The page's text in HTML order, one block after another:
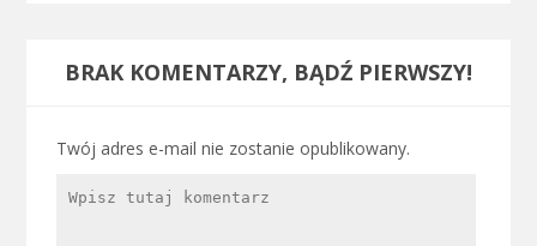
BRAK KOMENTARZY, BĄDŹ PIERWSZY!
Twój adres e-mail nie zostanie opublikowany.